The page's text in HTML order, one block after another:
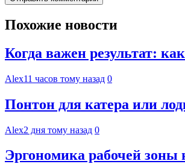
Похожие новости
Когда важен результат:
Alex11 часов тому назад 0
Понтон для катера или
Alex2 дня тому назад 0
Эргономика рабочей